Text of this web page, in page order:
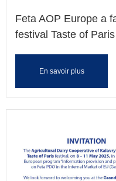
Feta AOP Europe a
festival Taste of
En savoir plus